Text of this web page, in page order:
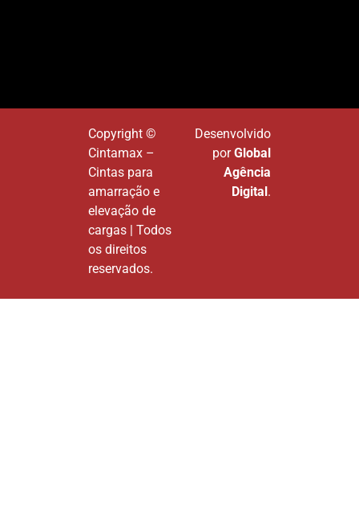
Copyright ©
Cintamax –
Cintas para
amarração e
elevação de
cargas | Todos
os direitos
reservados.
Desenvolvido
porGlobal
Agência
Digital .